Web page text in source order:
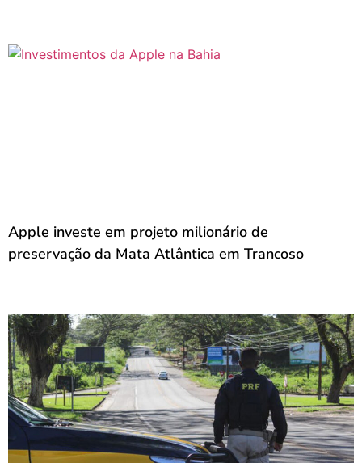
Apple investe em projeto milionário de
preservação da Mata Atlântica em Trancoso